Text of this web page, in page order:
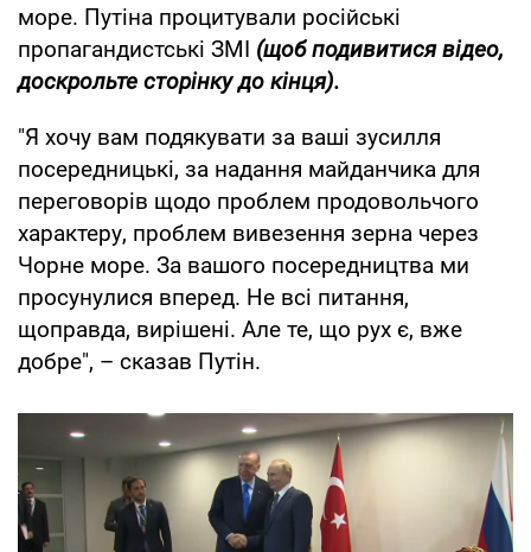
море. Путіна процитували російські
пропагандистські ЗМІ (щоб подивитися відео,
доскрольте сторінку до кінця).
"Я хочу вам подякувати за ваші зусилля
посередницькі, за надання майданчика для
переговорів щодо проблем продовольчого
характеру, проблем вивезення зерна через
Чорне море. За вашого посередництва ми
просунулися вперед. Не всі питання,
щоправда, вирішені. Але те, що рух є, вже
добре", – сказав Путін.